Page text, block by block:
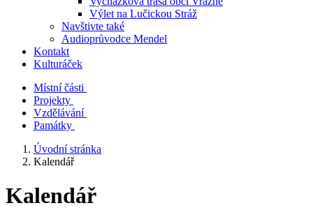
Výlet na Lučickou Stráž
Navštivte také
Audioprůvodce Mendel
Kontakt
Kulturáček
Místní části
Projekty
Vzdělávání
Památky
Úvodní stránka
Kalendář
Kalendář